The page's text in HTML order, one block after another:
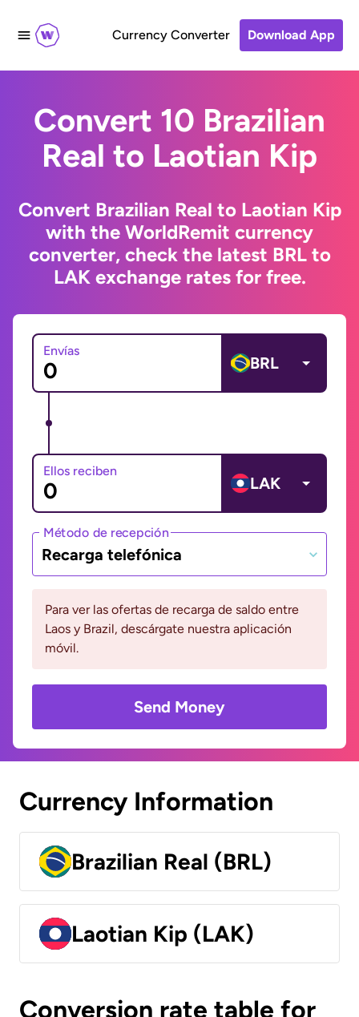
Currency Converter Download App
Convert 10 Brazilian
Real to Laotian Kip
Convert Brazilian Real to Laotian Kip
with the WorldRemit currency
converter, check the latest BRL to
LAK exchange rates for free.
Envías
BRL
Ellos reciben
LAK
Método de recepción
Recarga telefónica
Para ver las ofertas de recarga de saldo entre
Laos y Brazil, descárgate nuestra aplicación
móvil.
Send Money
Currency Information
Brazilian Real (BRL)
Laotian Kip (LAK)
Conversion rate table for